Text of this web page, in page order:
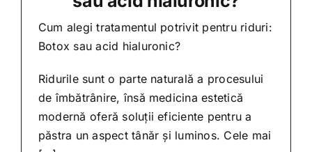
Cum alegi tratamentul potrivit pentru riduri:
Botox sau acid hialuronic?
Ridurile sunt o parte naturală a procesului
de îmbătrânire, însă medicina estetică
modernă oferă soluții eficiente pentru a
păstra un aspect tânăr și luminos. Cele mai